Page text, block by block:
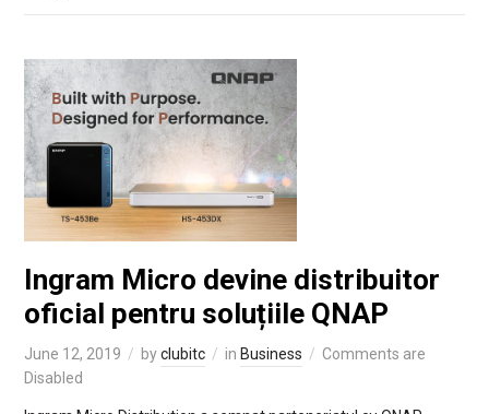
Ingram Micro devine distribuitor
oficial pentru soluțiile QNAP
June 12, 2019 byclubitc in Business
Comments are
Disabled